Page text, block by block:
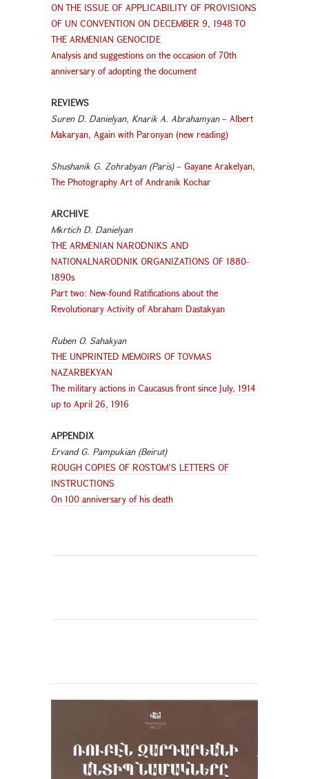
ON THE ISSUE OF APPLICABILITY OF PROVISIONS
OF UN CONVENTION ON DECEMBER 9, 1948 TO
THE ARMENIAN GENOCIDE
Analysis and suggestions on the occasion of 70th
anniversary of adopting the document
REVIEWS
Suren D. Danielyan, Knarik A. Abrahamyan– Albert
Makaryan, Again with Paronyan (new reading)
Shushanik G. Zohrabyan (Paris)– Gayane Arakelyan,
The Photography Art of Andranik Kochar
ARCHIVE
Mkrtich D. Danielyan
THE ARMENIAN NARODNIKS AND
NATIONALNARODNIK ORGANIZATIONS OF 1880-
1890s
Part two: New-found Ratifications about the
Revolutionary Activity of Abraham Dastakyan
Ruben O. Sahakyan
THE UNPRINTED MEMOIRS OF TOVMAS
NAZARBEKYAN
The military actions in Caucasus front since July, 1914
up to April 26, 1916
APPENDIX
Ervand G. Pampukian (Beirut)
ROUGH COPIES OF ROSTOM’S LETTERS OF
INSTRUCTIONS
On 100 anniversary of his death